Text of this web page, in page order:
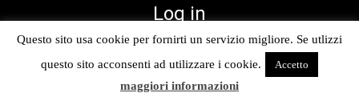
Log in
ProfileProfileChannel
Feed
Questo sito usa cookie per fornirti un servizio migliore. Se utlizzi
questo sito acconsenti ad utilizzare i cookie.
Accetto
maggiori informazioni